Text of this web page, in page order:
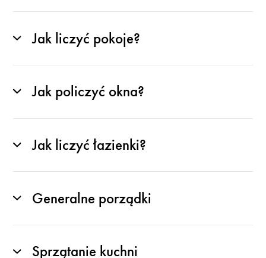
Jak liczyć pokoje?
Jak policzyć okna?
Jak liczyć łazienki?
Generalne porządki
Sprzątanie kuchni